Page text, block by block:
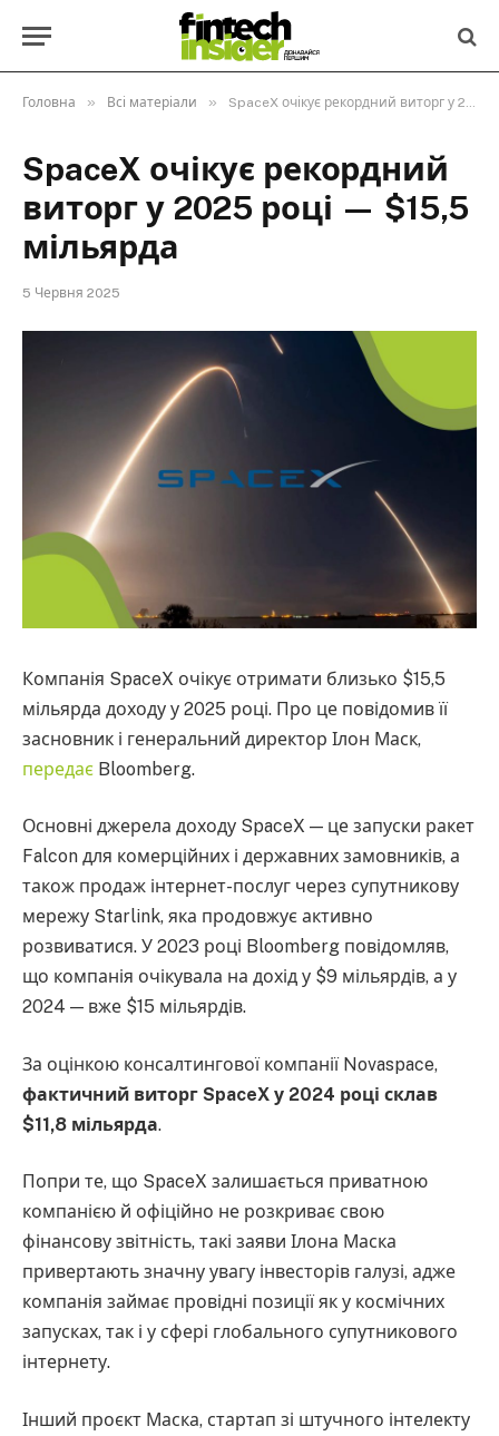
Головна » Всі матеріали » SpaceX очікує рекордний виторг у 2025 році — $15,5 мільярда
SpaceX очікує рекордний
виторг у 2025 році — $15,5
мільярда
5 Червня 2025
Компанія SpaceX очікує отримати близько $15,5
мільярда доходу у 2025 році. Про це повідомив її
засновник і генеральний директор Ілон Маск,
передає Bloomberg.
Основні джерела доходу SpaceX — це запуски ракет
Falcon для комерційних і державних замовників, а
також продаж інтернет-послуг через супутникову
мережу Starlink, яка продовжує активно
розвиватися. У 2023 році Bloomberg повідомляв,
що компанія очікувала на дохід у $9 мільярдів, а у
2024 — вже $15 мільярдів.
За оцінкою консалтингової компанії Novaspace,
фактичний виторг SpaceX у 2024 році склав
$11,8 мільярда.
Попри те, що SpaceX залишається приватною
компанією й офіційно не розкриває свою
фінансову звітність, такі заяви Ілона Маска
привертають значну увагу інвесторів галузі, адже
компанія займає провідні позиції як у космічних
запусках, так і у сфері глобального супутникового
інтернету.
Інший проєкт Маска, стартап зі штучного інтелекту